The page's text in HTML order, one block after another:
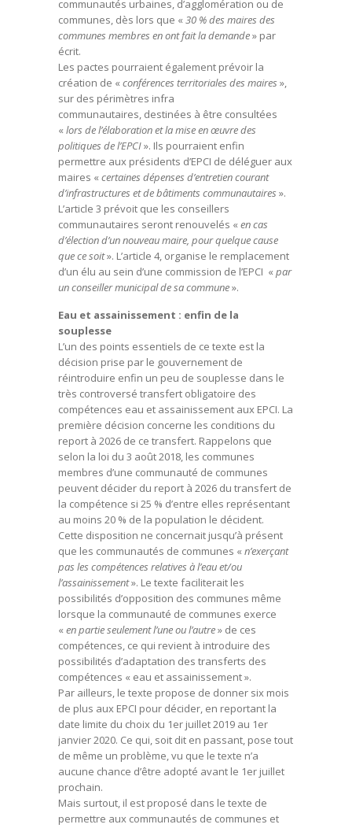
communautés urbaines, d’agglomération ou de
communes, dès lors que « 30 % des maires des
communes membres en ont fait la demande» par
écrit.
Les pactes pourraient également prévoir la
création de « conférences territoriales des maires »,
sur des périmètres infra
communautaires, destinées à être consultées
« lors de l’élaboration et la mise en œuvre des
politiques de l’EPCI». Ils pourraient enfin
permettre aux présidents d’EPCI de déléguer aux
maires « certaines dépenses d’entretien courant
d’infrastructures et de bâtiments communautaires ».
L’article 3 prévoit que les conseillers
communautaires seront renouvelés « en cas
d’élection d’un nouveau maire, pour quelque cause
que ce soit». L’article 4, organise le remplacement
d’un élu au sein d’une commission de l’EPCI « par
un conseiller municipal de sa commune».
Eau et assainissement : enfin de la
souplesse
L’un des points essentiels de ce texte est la
décision prise par le gouvernement de
réintroduire enfin un peu de souplesse dans le
très controversé transfert obligatoire des
compétences eau et assainissement aux EPCI. La
première décision concerne les conditions du
report à 2026 de ce transfert. Rappelons que
selon la loi du 3 août 2018, les communes
membres d’une communauté de communes
peuvent décider du report à 2026 du transfert de
la compétence si 25 % d’entre elles représentant
au moins 20 % de la population le décident.
Cette disposition ne concernait jusqu’à présent
que les communautés de communes « n’exerçant
pas les compétences relatives à l’eau et/ou
l’assainissement». Le texte faciliterait les
possibilités d’opposition des communes même
lorsque la communauté de communes exerce
« en partie seulement l’une ou l’autre» de ces
compétences, ce qui revient à introduire des
possibilités d’adaptation des transferts des
compétences « eau et assainissement ».
Par ailleurs, le texte propose de donner six mois
de plus aux EPCI pour décider, en reportant la
date limite du choix du 1er juillet 2019 au 1er
janvier 2020. Ce qui, soit dit en passant, pose tout
de même un problème, vu que le texte n’a
aucune chance d’être adopté avant le 1er juillet
prochain.
Mais surtout, il est proposé dans le texte de
permettre aux communautés de communes et